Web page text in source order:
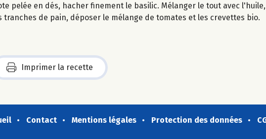
pelée en dés, hacher finement le basilic. Mélanger le tout avec
tranches de pain, déposer le mélange de tomates et les crevettes bio.
Imprimer la recette
Contact Mentions légales Protection des données